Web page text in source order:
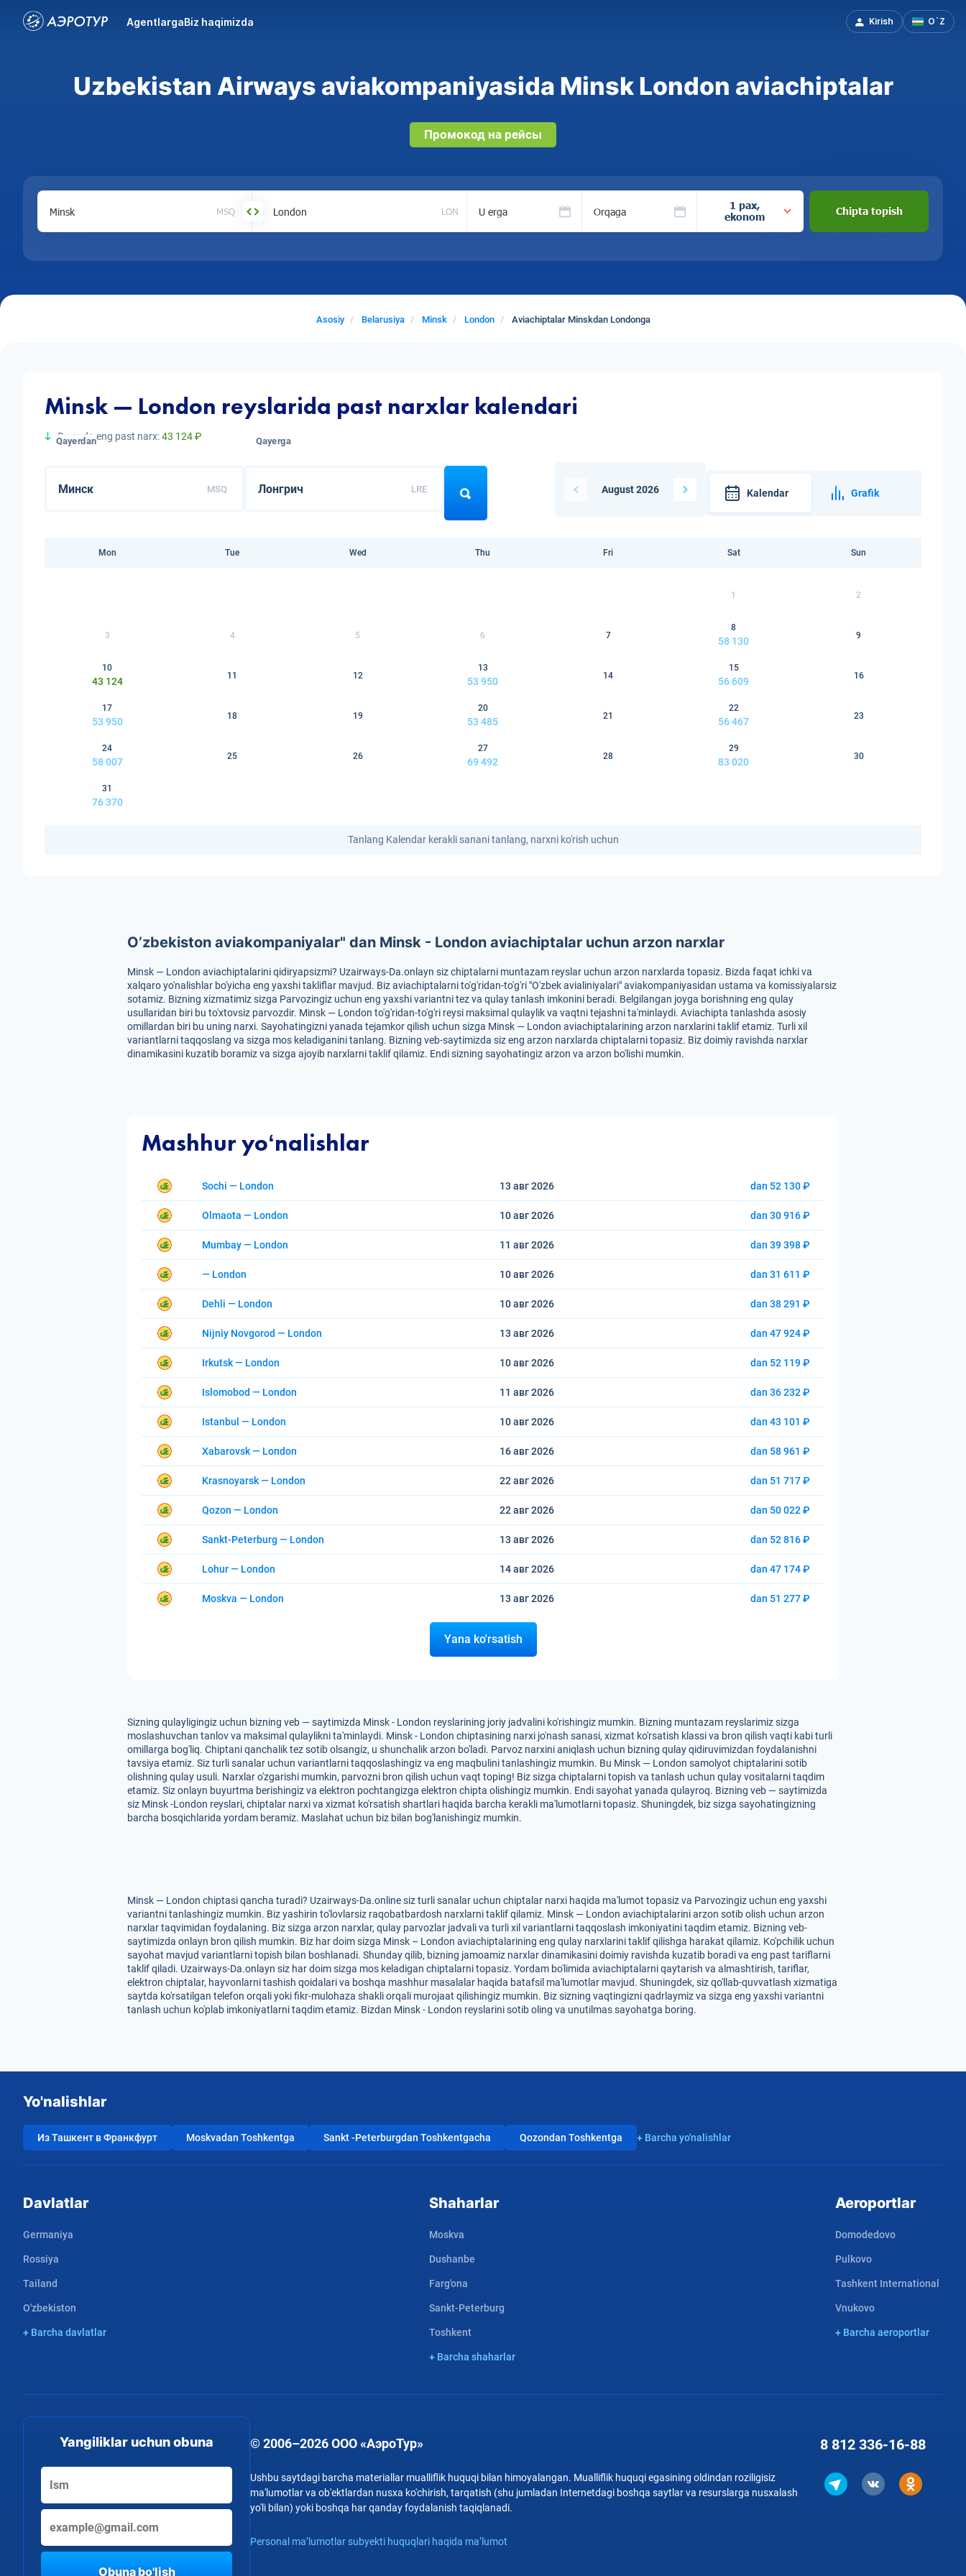
AgentlargaBiz haqimizda Kirish O`Z
Uzbekistan Airways aviakompaniyasida Minsk London aviachiptalar
Промокод на рейсы
MSQ LON U erga Orqaga
1 pax,
ekonom
Chipta topish
Asosiy Belarusiya Minsk London Aviachiptalar Minskdan Londonga
Minsk — London reyslarida past narxlar kalendari
Bu oyda eng past narx:43 124 ₽
Qayerdan
MSQ
Qayerga
LRE August 2026 Kalendar Grafik
Mon Tue Wed Thu Fri Sat Sun
1 2
3 4 5 6 7
8
58 130
9
10
43 124
11 12
13
53 950
14
15
56 609
16
17
53 950
18 19
20
53 485
21
22
56 467
23
24
58 007
25 26
27
69 492
28
29
83 020
30
31
76 370
Tanlang Kalendar kerakli sanani tanlang, narxni ko'rish uchun
O’zbekiston aviakompaniyalar" dan Minsk - London aviachiptalar uchun arzon narxlar
Minsk — London aviachiptalarini qidiryapsizmi? Uzairways-Da.onlayn siz chiptalarni muntazam reyslar uchun arzon narxlarda topasiz. Bizda faqat ichki va
xalqaro yo'nalishlar bo'yicha eng yaxshi takliflar mavjud. Biz aviachiptalarni to'g'ridan-to'g'ri "O'zbek avialiniyalari" aviakompaniyasidan ustama va komissiyalarsiz
sotamiz. Bizning xizmatimiz sizga Parvozingiz uchun eng yaxshi variantni tez va qulay tanlash imkonini beradi. Belgilangan joyga borishning eng qulay
usullaridan biri bu to'xtovsiz parvozdir. Minsk — London to'g'ridan-to'g'ri reysi maksimal qulaylik va vaqtni tejashni ta'minlaydi. Aviachipta tanlashda asosiy
omillardan biri bu uning narxi. Sayohatingizni yanada tejamkor qilish uchun sizga Minsk — London aviachiptalarining arzon narxlarini taklif etamiz. Turli xil
variantlarni taqqoslang va sizga mos keladiganini tanlang. Bizning veb-saytimizda siz eng arzon narxlarda chiptalarni topasiz. Biz doimiy ravishda narxlar
dinamikasini kuzatib boramiz va sizga ajoyib narxlarni taklif qilamiz. Endi sizning sayohatingiz arzon va arzon bo'lishi mumkin.
Mashhur yoʻnalishlar
Sochi — London 13 авг2026 dan 52 130 ₽
Olmaota — London 10 авг2026 dan 30 916 ₽
Mumbay — London 11 авг2026 dan 39 398 ₽
— London 10 авг2026 dan 31 611 ₽
Dehli — London 10 авг2026 dan 38 291 ₽
Nijniy Novgorod — London 13 авг2026 dan 47 924 ₽
Irkutsk — London 10 авг2026 dan 52 119 ₽
Islomobod — London 11 авг2026 dan 36 232 ₽
Istanbul — London 10 авг2026 dan 43 101 ₽
Xabarovsk — London 16 авг2026 dan 58 961 ₽
Krasnoyarsk — London 22 авг2026 dan 51 717 ₽
Qozon — London 22 авг2026 dan 50 022 ₽
Sankt-Peterburg — London 13 авг2026 dan 52 816 ₽
Lohur — London 14 авг2026 dan 47 174 ₽
Moskva — London 13 авг2026 dan 51 277 ₽
Yana ko'rsatish
Sizning qulayligingiz uchun bizning veb — saytimizda Minsk - London reyslarining joriy jadvalini ko'rishingiz mumkin. Bizning muntazam reyslarimiz sizga
moslashuvchan tanlov va maksimal qulaylikni ta'minlaydi. Minsk - London chiptasining narxi jo'nash sanasi, xizmat ko'rsatish klassi va bron qilish vaqti kabi turli
omillarga bog'liq. Chiptani qanchalik tez sotib olsangiz, u shunchalik arzon bo'ladi. Parvoz narxini aniqlash uchun bizning qulay qidiruvimizdan foydalanishni
tavsiya etamiz. Siz turli sanalar uchun variantlarni taqqoslashingiz va eng maqbulini tanlashingiz mumkin. Bu Minsk — London samolyot chiptalarini sotib
olishning qulay usuli. Narxlar o'zgarishi mumkin, parvozni bron qilish uchun vaqt toping! Biz sizga chiptalarni topish va tanlash uchun qulay vositalarni taqdim
etamiz. Siz onlayn buyurtma berishingiz va elektron pochtangizga elektron chipta olishingiz mumkin. Endi sayohat yanada qulayroq. Bizning veb — saytimizda
siz Minsk -London reyslari, chiptalar narxi va xizmat ko'rsatish shartlari haqida barcha kerakli ma'lumotlarni topasiz. Shuningdek, biz sizga sayohatingizning
barcha bosqichlarida yordam beramiz. Maslahat uchun biz bilan bog'lanishingiz mumkin.
Minsk — London chiptasi qancha turadi? Uzairways-Da.online siz turli sanalar uchun chiptalar narxi haqida ma'lumot topasiz va Parvozingiz uchun eng yaxshi
variantni tanlashingiz mumkin. Biz yashirin to'lovlarsiz raqobatbardosh narxlarni taklif qilamiz. Minsk — London aviachiptalarini arzon sotib olish uchun arzon
narxlar taqvimidan foydalaning. Biz sizga arzon narxlar, qulay parvozlar jadvali va turli xil variantlarni taqqoslash imkoniyatini taqdim etamiz. Bizning veb-
saytimizda onlayn bron qilish mumkin. Biz har doim sizga Minsk – London aviachiptalarining eng qulay narxlarini taklif qilishga harakat qilamiz. Ko'pchilik uchun
sayohat mavjud variantlarni topish bilan boshlanadi. Shunday qilib, bizning jamoamiz narxlar dinamikasini doimiy ravishda kuzatib boradi va eng past tariflarni
taklif qiladi. Uzairways-Da.onlayn siz har doim sizga mos keladigan chiptalarni topasiz. Yordam bo'limida aviachiptalarni qaytarish va almashtirish, tariflar,
elektron chiptalar, hayvonlarni tashish qoidalari va boshqa mashhur masalalar haqida batafsil ma'lumotlar mavjud. Shuningdek, siz qo'llab-quvvatlash xizmatiga
saytda ko'rsatilgan telefon orqali yoki fikr-mulohaza shakli orqali murojaat qilishingiz mumkin. Biz sizning vaqtingizni qadrlaymiz va sizga eng yaxshi variantni
tanlash uchun ko'plab imkoniyatlarni taqdim etamiz. Bizdan Minsk - London reyslarini sotib oling va unutilmas sayohatga boring.
Yo'nalishlar
Из Ташкент в Франкфурт Moskvadan Toshkentga Sankt -Peterburgdan Toshkentgacha Qozondan Toshkentga + Barcha yo'nalishlar
Davlatlar
Germaniya
Rossiya
Tailand
O'zbekiston
+ Barcha davlatlar
Shaharlar
Moskva
Dushanbe
Farg'ona
Sankt-Peterburg
Toshkent
+ Barcha shaharlar
Aeroportlar
Domodedovo
Pulkovo
Tashkent International
Vnukovo
+ Barcha aeroportlar
Yangiliklar uchun obuna
Obuna bo'lish
© 2006–2026 ООО «АэроТур»
Ushbu saytdagi barcha materiallar mualliflik huquqi bilan himoyalangan. Mualliflik huquqi egasining oldindan roziligisiz
ma'lumotlar va ob'ektlardan nusxa ko'chirish, tarqatish (shu jumladan Internetdagi boshqa saytlar va resurslarga nusxalash
yo'li bilan) yoki boshqa har qanday foydalanish taqiqlanadi.
Personal ma’lumotlar subyekti huquqlari haqida ma’lumot
8 812 336-16-88